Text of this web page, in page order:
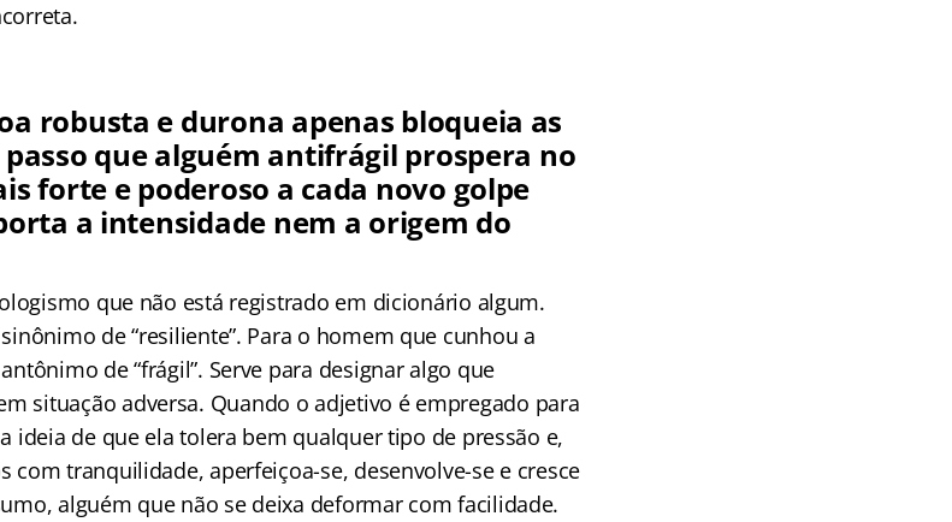
robusta e durona apenas bloqueia as
que alguém antifrágil prospera no
forte e poderoso a cada novo golpe
a intensidade nem a origem do
que não está registrado em dicionário algum.
de “resiliente”. Para o homem que cunhou a
de “frágil”. Serve para designar algo que
situação adversa. Quando o adjetivo é empregado para
ideia de que ela tolera bem qualquer tipo de pressão e,
com tranquilidade, aperfeiçoa-se, desenvolve-se e cresce
alguém que não se deixa deformar com facilidade.